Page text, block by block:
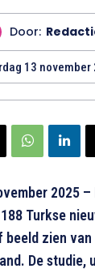
Door:
13 november
2025
Turkse
zien van
De studie,